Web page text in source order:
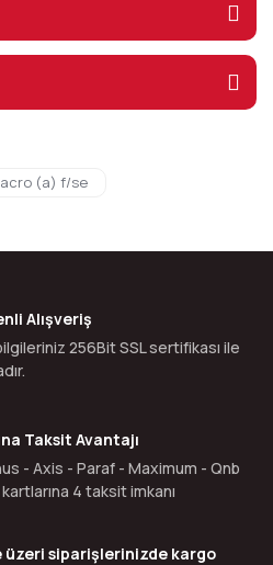
(a) f/se
Alışveriş
256Bit SSL sertifikası ile
Taksit Avantajı
- Axis - Paraf - Maximum - Qnb
4 taksit imkanı
üzeri siparişlerinizde kargo